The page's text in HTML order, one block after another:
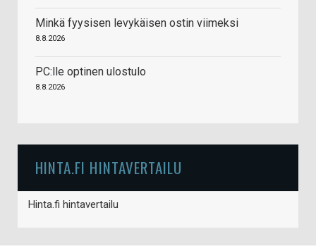
Minkä fyysisen levykäisen ostin viimeksi
8.8.2026
PC:lle optinen ulostulo
8.8.2026
HINTA.FI HINTAVERTAILU
Hinta.fi hintavertailu